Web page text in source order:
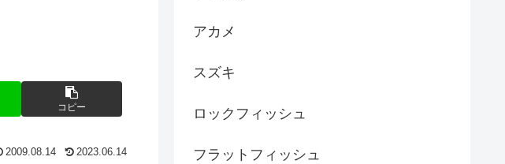
コピー
2009.08.14 2023.06.14
アカメ
スズキ
ロックフィッシュ
フラットフィッシュ